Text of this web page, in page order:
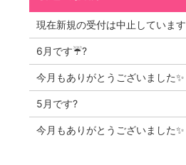
現在新規の受付は中止しています
6月です☔?
今月もありがとうございました✨
5月です?
今月もありがとうございました✨